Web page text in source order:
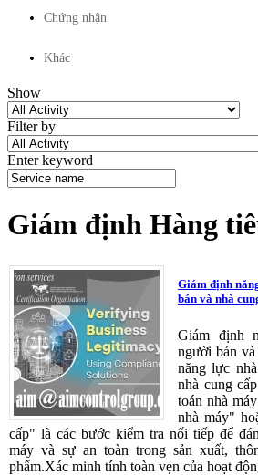
Chứng nhận
Khác
Show
Filter by
Enter keyword
Giám định Hàng
Giám định
bán và nhà
Giám định
người bán
năng lực
nhà cung
toán nhà
nhà máy"
cấp" là các bước kiểm tra nối tiếp để
máy và sự an toàn trong sản xuất,
phẩm.Xác minh tính toàn vẹn của hoạt